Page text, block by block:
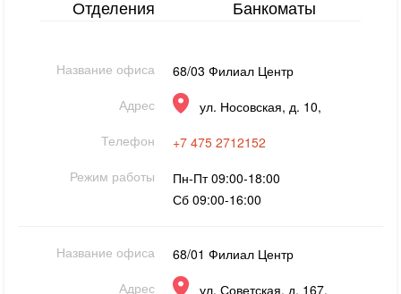
Отделения Банкоматы
Название офиса
68/03 Филиал Центр
Адрес
ул. Носовская, д. 10,
Телефон
+7 475 2712152
Режим работы
Пн-Пт 09:00-18:00
Сб 09:00-16:00
Название офиса
68/01 Филиал Центр
Адрес
ул. Советская, д. 167,